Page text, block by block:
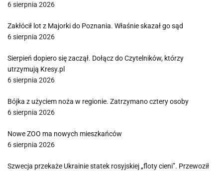
6 sierpnia 2026
Zakłócił lot z Majorki do Poznania. Właśnie skazał go sąd
6 sierpnia 2026
Sierpień dopiero się zaczął. Dołącz do Czytelników, którzy
utrzymują Kresy.pl
6 sierpnia 2026
Bójka z użyciem noża w regionie. Zatrzymano cztery osoby
6 sierpnia 2026
Nowe ZOO ma nowych mieszkańców
6 sierpnia 2026
Szwecja przekaże Ukrainie statek rosyjskiej „floty cieni”. Przewoził